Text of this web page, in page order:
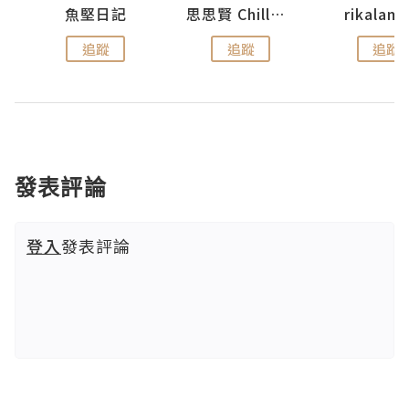
魚堅日記
追蹤
思思賢 ChillMyBabe
追蹤 追蹤
發表評論
登入發表評論